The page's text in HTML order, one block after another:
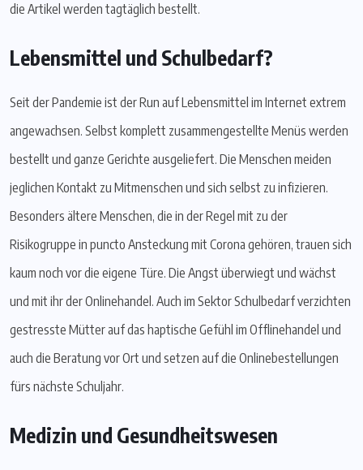
die Artikel werden tagtäglich bestellt.
Lebensmittel und Schulbedarf?
Seit der Pandemie ist der Run auf Lebensmittel im Internet extrem
angewachsen. Selbst komplett zusammengestellte Menüs werden
bestellt und ganze Gerichte ausgeliefert. Die Menschen meiden
jeglichen Kontakt zu Mitmenschen und sich selbst zu infizieren.
Besonders ältere Menschen, die in der Regel mit zu der
Risikogruppe in puncto Ansteckung mit Corona gehören, trauen sich
kaum noch vor die eigene Türe. Die Angst überwiegt und wächst
und mit ihr der Onlinehandel. Auch im Sektor Schulbedarf verzichten
gestresste Mütter auf das haptische Gefühl im Offlinehandel und
auch die Beratung vor Ort und setzen auf die Onlinebestellungen
fürs nächste Schuljahr.
Medizin und Gesundheitswesen